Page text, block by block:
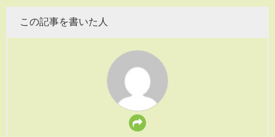
この記事を書いた人